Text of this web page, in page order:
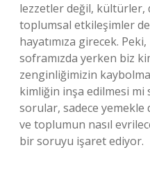
lezzetler değil, kültürler,
toplumsal etkileşimler
hayatımıza girecek.
soframızda yerken biz
zenginliğimizin
kimliğin inşa edilmesi mi
sorular, sadece
ve toplumun nasıl
bir soruyu işaret ediyor.